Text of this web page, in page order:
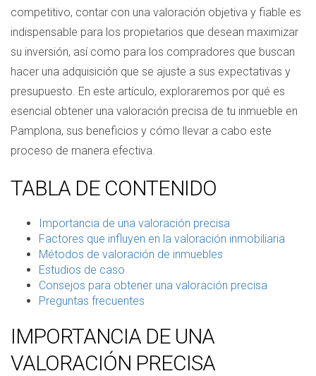
competitivo, contar con una valoración objetiva y fiable es
indispensable para los propietarios que desean maximizar
su inversión, así como para los compradores que buscan
hacer una adquisición que se ajuste a sus expectativas y
presupuesto. En este artículo, exploraremos por qué es
esencial obtener una valoración precisa de tu inmueble en
Pamplona, sus beneficios y cómo llevar a cabo este
proceso de manera efectiva.
TABLA DE CONTENIDO
Importancia de una valoración precisa
Factores que influyen en la valoración inmobiliaria
Métodos de valoración de inmuebles
Estudios de caso
Consejos para obtener una valoración precisa
Preguntas frecuentes
IMPORTANCIA DE UNA
VALORACIÓN PRECISA